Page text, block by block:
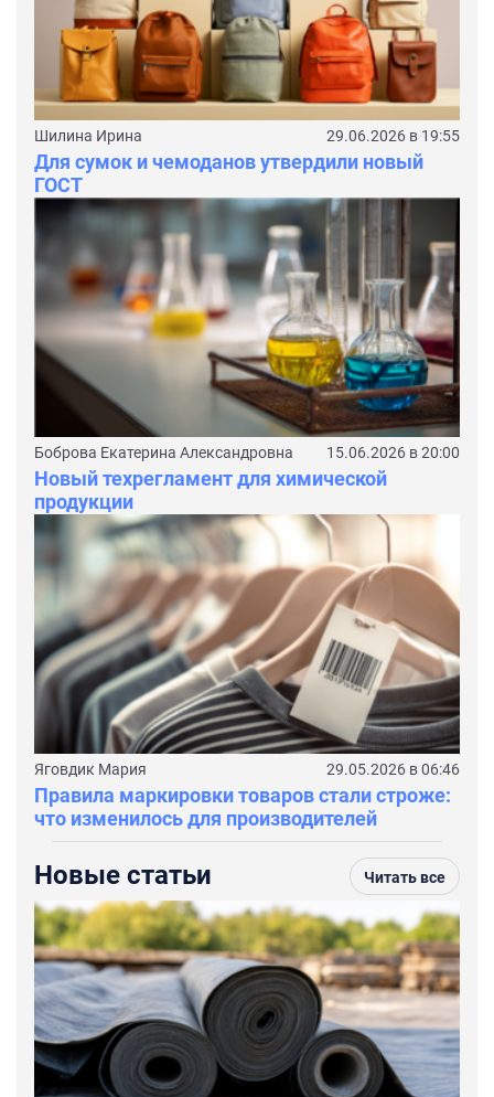
Шилина Ирина 29.06.2026 в 19:55
Для сумок и чемоданов утвердили новый
ГОСТ
Боброва Екатерина Александровна 15.06.2026 в 20:00
Новый техрегламент для химической
продукции
Яговдик Мария 29.05.2026 в 06:46
Правила маркировки товаров стали строже:
что изменилось для производителей
Новые статьи Читать все